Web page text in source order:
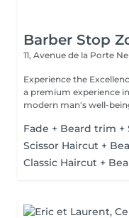
Barber Stop
11, Avenue de la Porte
Experience the Excellence of
a premium experience
modern man's well-
Fade + Beard trim +
Scissor Haircut +
Classic Haircut +